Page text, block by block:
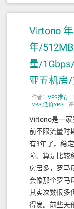
Virtono
年/
量/
亚五机房
作者： VPS推荐 |
VPS,低价VPS | 评
Virtono是一家
前不限流量时
有3年了。稳
障。算是比较
房居多，罗马
会像那个罗马
其实次数很多
得发。前些天